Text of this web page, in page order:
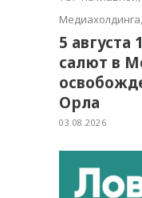
Медиахолдинга,
5
салют в
Орла
03.08.2026